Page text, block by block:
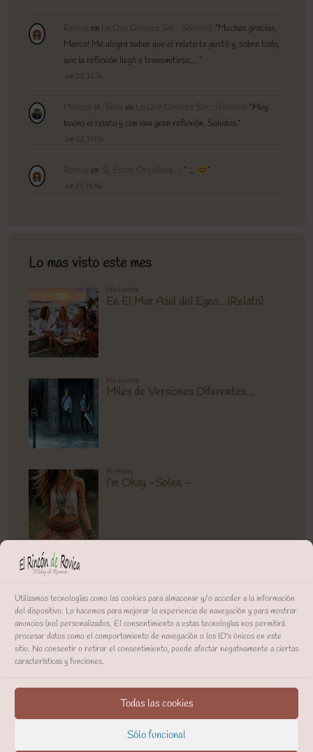
Utilizamos tecnologías como las cookies para almacenar y/o acceder a la información
del dispositivo. Lo hacemos para mejorar la experiencia de navegación y para mostrar
anuncios (no) personalizados. El consentimiento a estas tecnologías nos permitirá
procesar datos como el comportamiento de navegación o los ID's únicos en este
sitio. No consentir o retirar el consentimiento, puede afectar negativamente a ciertas
características y funciones.
Todas las cookies
Sólo funcional
Rovica en Lo Que Quieres Ser…(Relato) : “Muchas gracias,
Marco! Me alegra saber que el relato te gustó y, sobre todo,
que la reflexión llegó a transmitirse.…”
Jun 22, 12:16
Marcos B. Tanis en Lo Que Quieres Ser…(Relato) : “Muy
bueno el relato y con una gran reflexión. Saludos.”
Jun 22, 11:05
Rovica en Sí, Estoy Orgullosa… : “ ”
Jun 21, 19:46
Lo mas visto este mes